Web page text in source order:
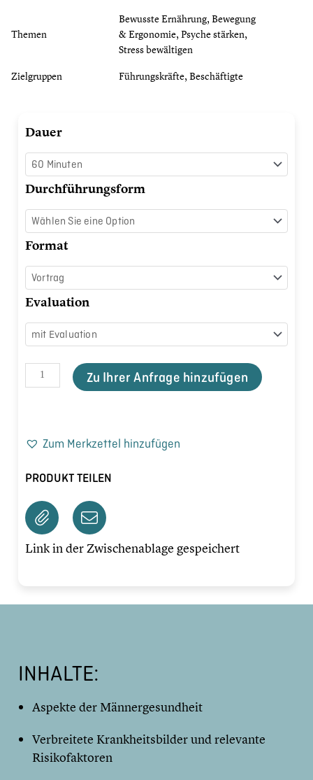
Themen
Bewusste Ernährung, Bewegung
& Ergonomie, Psyche stärken,
Stress bewältigen
Zielgruppen
Führungskräfte, Beschäftigte
Dauer
Durchführungsform
Format
Evaluation
Gesundheit
Männersache
Menge
Zu Ihrer Anfrage hinzufügen
Zum Merkzettel hinzufügen
PRODUKT TEILEN
Link in der Zwischenablage gespeichert
INHALTE:
Aspekte der Männergesundheit
Verbreitete Krankheitsbilder und relevante
Risikofaktoren